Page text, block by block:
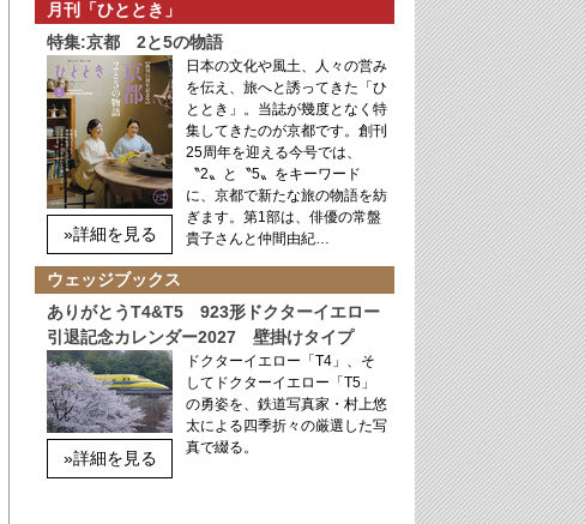
月刊「ひととき」
特集:京都 2と5の物語
»詳細を見る
日本の文化や風土、人々の営み
を伝え、旅へと誘ってきた「ひ
ととき」。当誌が幾度となく特
集してきたのが京都です。創刊
25周年を迎える今号では、
〝2〟と〝5〟をキーワード
に、京都で新たな旅の物語を紡
ぎます。第1部は、俳優の常盤
貴子さんと仲間由紀…
ウェッジブックス
ありがとうT4&T5 923形ドクターイエロー
引退記念カレンダー2027 壁掛けタイプ
»詳細を見る
ドクターイエロー「T4」、そ
してドクターイエロー「T5」
の勇姿を、鉄道写真家・村上悠
太による四季折々の厳選した写
真で綴る。